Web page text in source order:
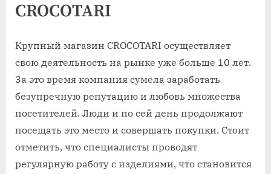
CROCOTARI
Крупный магазин CROCOTARI осуществляет
свою деятельность на рынке уже больше 10 лет.
За это время компания сумела заработать
безупречную репутацию и любовь множества
посетителей. Люди и по сей день продолжают
посещать это место и совершать покупки. Стоит
отметить, что специалисты проводят
регулярную работу с изделиями, что становится